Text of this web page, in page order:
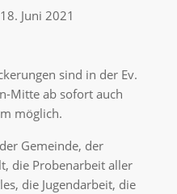
Juni 2021
sind in der Ev.
Mitte ab sofort auch
möglich.
Gemeinde, der
die Probenarbeit aller
die Jugendarbeit, die